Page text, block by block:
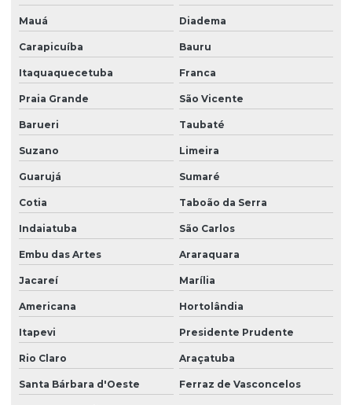
Empresa de manutenção predial
Empresa de portaria e limpeza
Empresa de portaria e recepção
Empresa de portaria remota
Empresa de recepcionista terceirização
Empresa de serviço terceirizado
Empresa de serviços terceirizados
Empresa de serviços terceirizados de limpeza
Empresa de terceirização de limpeza
Empresa de terceirização de serviços gerais
Empresa de terceirização de serviços de limpeza
Empresa terceirização de zelador
Mauá Diadema
Carapicuíba Bauru
Itaquaquecetuba Franca
Praia Grande São Vicente
Barueri Taubaté
Suzano Limeira
Guarujá Sumaré
Cotia Taboão da Serra
Indaiatuba São Carlos
Embu das Artes Araraquara
Jacareí Marília
Americana Hortolândia
Itapevi Presidente Prudente
Rio Claro Araçatuba
Santa Bárbara d'Oeste Ferraz de Vasconcelos